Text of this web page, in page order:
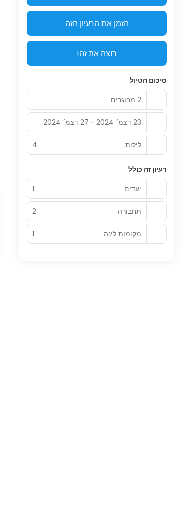
הזמן את הרעיון הזה
רוצה את זה!
סיכום הטיול
2 מבוגרים
23 דצמ׳ 2024 - 27 דצמ׳ 2024
לילות 4
רעיון זה כולל
יעדים
1
תחבורה 2
מקומות לינה 1